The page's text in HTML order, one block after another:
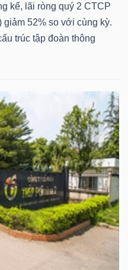
kể, lãi ròng quý 2 CTCP
giảm 52% so với cùng kỳ.
trúc tập đoàn thông